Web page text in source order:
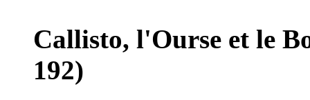
Callisto, l'Ourse et le
192)